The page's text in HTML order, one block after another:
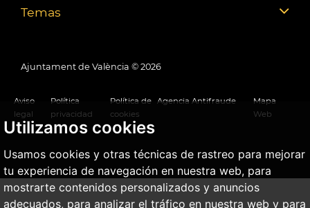
Utilizamos cookies
Usamos cookies y otras técnicas de rastreo para mejorar
tu experiencia de navegación en nuestra web, para
mostrarte contenidos personalizados y anuncios
adecuados, para analizar el tráfico en nuestra web y para
Temas
Ajuntament de València © 2026
Aviso
legal
Política
privacidad
Política de
cookies
Agencia Antifraude
Mapa
Web